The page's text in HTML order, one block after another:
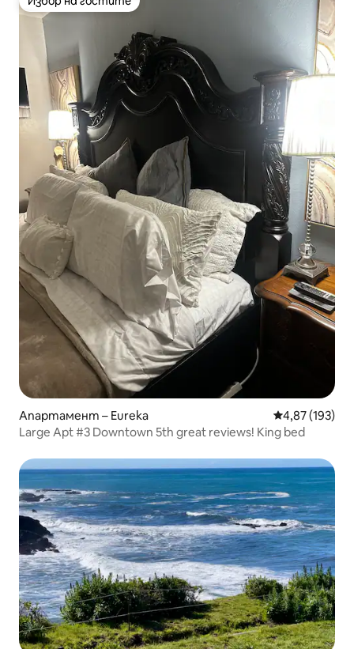
Избор на гостите
Апартамент – Eureka Средна
4,87 (193)
Large Apt #3 Downtown 5th great reviews! King bed